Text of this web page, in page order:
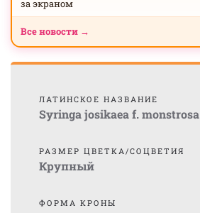
за экраном
Все новости →
ЛАТИНСКОЕ НАЗВАНИЕ
Syringa josikaea f. monstrosa
РАЗМЕР ЦВЕТКА/СОЦВЕТИЯ
Крупный
ФОРМА КРОНЫ